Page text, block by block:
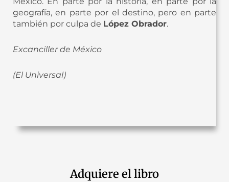
geografía, en parte por el destino, pero en parte
también por culpa de López Obrador.
Excanciller de México
(El Universal)
Adquiere el libro